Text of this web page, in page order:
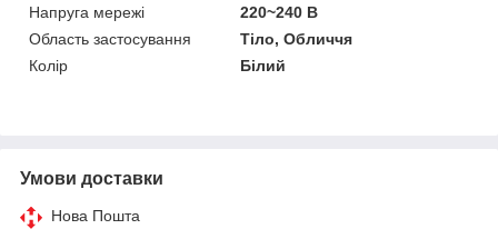
Напруга мережі
220~240 В
Область застосування
Тіло, Обличчя
Колір
Білий
Умови доставки
Нова Пошта